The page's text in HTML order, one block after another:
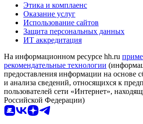
Этика и комплаенс
Оказание услуг
Использование сайтов
Защита персональных данных
ИТ аккредитация
На информационном ресурсе hh.ru
рекомендательные технологии
предоставления информации на основе
и анализа сведений, относящихся к
пользователей сети «Интернет»,
Российской Федерации)